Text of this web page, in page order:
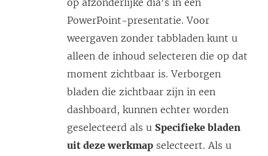
op afzonderlijke dia's in een
PowerPoint-presentatie. Voor
weergaven zonder tabbladen kunt u
alleen de inhoud selecteren die op dat
moment zichtbaar is. Verborgen
bladen die zichtbaar zijn in een
dashboard, kunnen echter worden
geselecteerd als u Specifieke bladen
uit deze werkmap selecteert. Als u